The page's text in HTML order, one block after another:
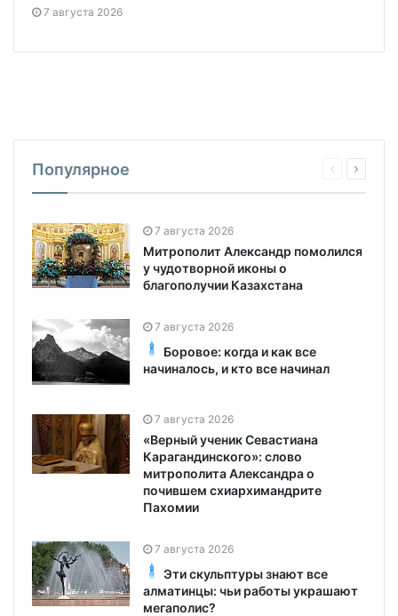
7 августа 2026
Популярное
7 августа 2026
Митрополит Александр помолился
у чудотворной иконы о
благополучии Казахстана
7 августа 2026
Боровое: когда и как все
начиналось, и кто все начинал
7 августа 2026
«Верный ученик Севастиана
Карагандинского»: слово
митрополита Александра о
почившем схиархимандрите
Пахомии
7 августа 2026
Эти скульптуры знают все
алматинцы: чьи работы украшают
мегаполис?